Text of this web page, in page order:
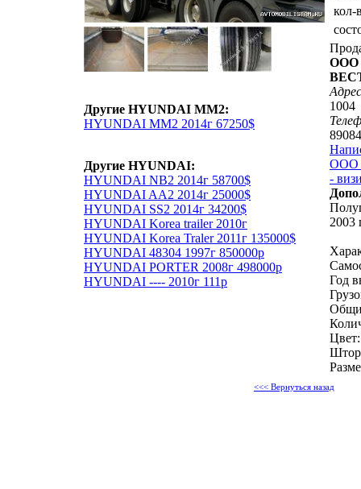
Другие HYUNDAI MM2:
HYUNDAI MM2 2014г 67250$
Другие HYUNDAI:
HYUNDAI NB2 2014г 58700$
HYUNDAI AA2 2014г 25000$
HYUNDAI SS2 2014г 34200$
HYUNDAI Korea trailer 2010г
HYUNDAI Korea Traler 2011г 135000$
HYUNDAI 48304 1997г 850000р
HYUNDAI PORTER 2008г 498000р
HYUNDAI ---- 2010г 111р
кол-
ООО
1004
ООО
-
2003
Год
<<< Вернуться назад